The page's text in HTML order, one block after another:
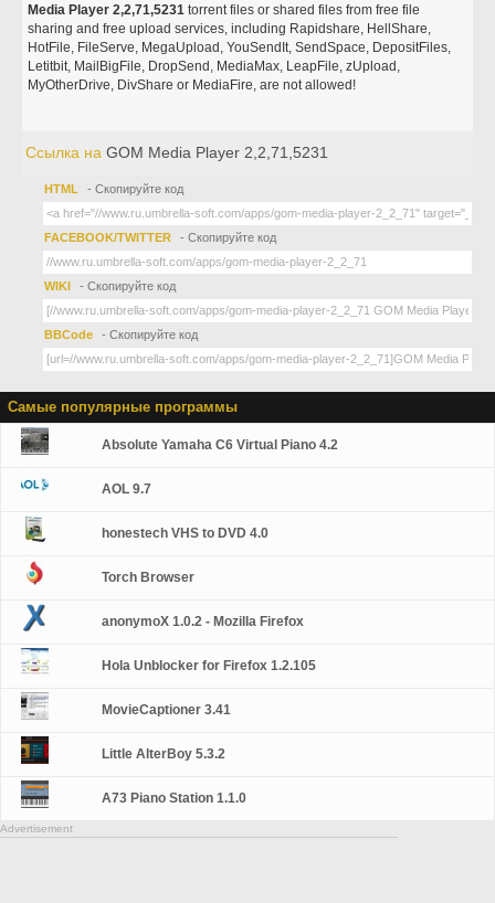
Media Player 2,2,71,5231 torrent files or shared files from free file
sharing and free upload services, including Rapidshare, HellShare,
HotFile, FileServe, MegaUpload, YouSendIt, SendSpace, DepositFiles,
Letitbit, MailBigFile, DropSend, MediaMax, LeapFile, zUpload,
MyOtherDrive, DivShare or MediaFire, are not allowed!
Ссылка наGOM Media Player 2,2,71,5231
HTML - Скопируйте код
FACEBOOK/TWITTER - Скопируйте код
WIKI - Скопируйте код
BBCode - Скопируйте код
Самые популярные программы
Absolute Yamaha C6 Virtual Piano 4.2
AOL 9.7
honestech VHS to DVD 4.0
Torch Browser
anonymoX 1.0.2 - Mozilla Firefox
Hola Unblocker for Firefox 1.2.105
MovieCaptioner 3.41
Little AlterBoy 5.3.2
A73 Piano Station 1.1.0
Advertisement